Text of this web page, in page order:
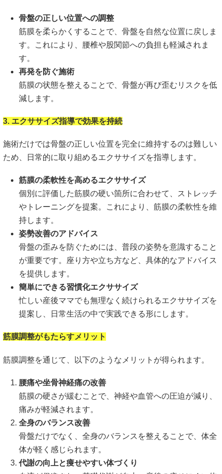
骨盤の正しい位置への調整
筋膜を柔らかくすることで、骨盤を自然な位置に戻しま
す。これにより、腰椎や股関節への負担も軽減されま
す。
再発を防ぐ施術
筋膜の状態を整えることで、骨盤が再び歪むリスクを低
減します。
3. エクササイズ指導で効果を持続
施術だけでは骨盤の正しい位置を完全に維持するのは難しい
ため、日常的に取り組めるエクササイズを指導します。
筋膜の柔軟性を高めるエクササイズ
個別に評価した筋膜の硬い箇所に合わせて、ストレッチ
やトレーニングを提案。これにより、筋膜の柔軟性を維
持します。
姿勢改善のアドバイス
骨盤の歪みを防ぐためには、普段の姿勢を意識すること
が重要です。座り方や立ち方など、具体的なアドバイス
を提供します。
簡単にできる習慣化エクササイズ
忙しい産後ママでも無理なく続けられるエクササイズを
提案し、日常生活の中で実践できる形にします。
筋膜調整がもたらすメリット
筋膜調整を通じて、以下のようなメリットが得られます。
腰痛や坐骨神経痛の改善
筋膜の硬さが緩むことで、神経や血管への圧迫が減り、
痛みが軽減されます。
全身のバランス改善
骨盤だけでなく、全身のバランスを整えることで、体全
体が軽く感じられます。
代謝の向上と痩せやすい体づくり